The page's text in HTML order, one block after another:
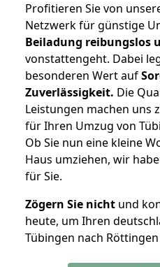
Profitieren Sie von
Netzwerk für günstige
Beiladung reibungslos
vonstattengeht. Dabei
besonderen Wert auf
Zuverlässigkeit. Die
Leistungen machen uns
für Ihren Umzug von
Ob Sie nun eine kleine
Haus umziehen, wir
für Sie.
Zögern Sie nicht und
heute, um Ihren
Tübingen nach